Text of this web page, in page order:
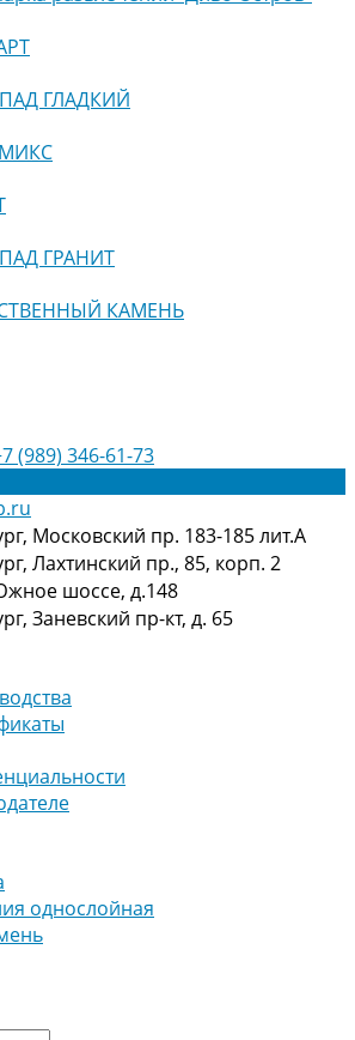
ГЛАДКИЙ
ГРАНИТ
КАМЕНЬ
(989) 346-61-73
Московский пр. 183-185 лит.А
Лахтинский пр., 85, корп. 2
шоссе, д.148
Заневский пр-кт, д. 65
однослойная